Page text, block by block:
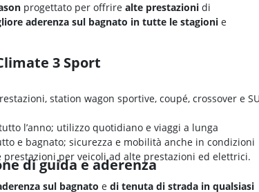
progettato per offrire alte prestazioni di
aderenza sul bagnato in tutte le stagioni e
3 Sport
station wagon sportive, coupé, crossover e
l’anno; utilizzo quotidiano e viaggi a lunga
e bagnato; sicurezza e mobilità anche in condizioni
per veicoli ad alte prestazioni ed elettrici.
di guida e aderenza
sul bagnato e di tenuta di strada in qualsiasi